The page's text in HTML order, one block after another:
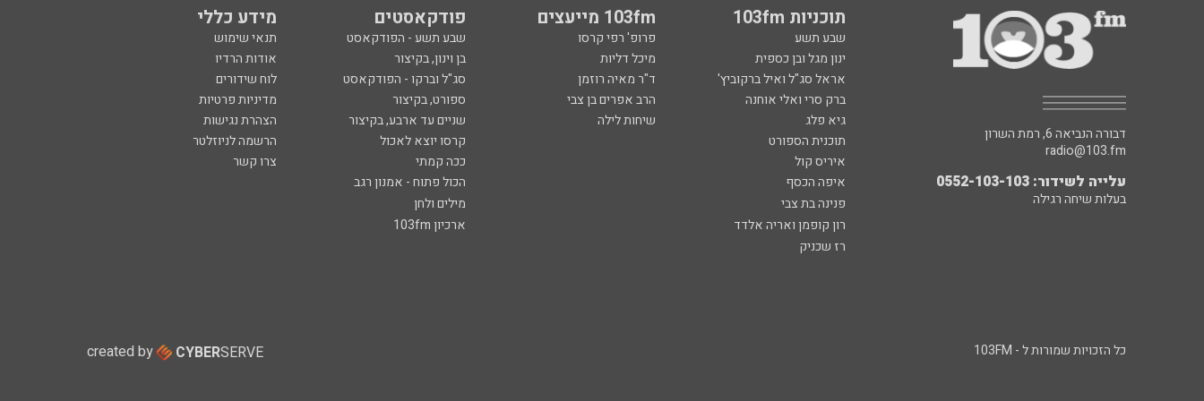
תוכניות 103fm 103fm מייעצים פודקאסטים מידע כללי
שבע תשע פרופ' רפי קרסו שבע תשע - הפודקאסט
תנאי שימוש
ינון מגל ובן כספית
מיכל דליות בן וינון, בקיצור
אודות הרדיו
אראל סג"ל ואיל ברקוביץ'
ד"ר מאיה רוזמן סג"ל וברקו - הפודקאסט
לוח שידורים
ברק סרי ואלי אוחנה
הרב אפרים בן צבי ספורט, בקיצור
מדיניות פרטיות
גיא פלג
שיחות לילה שניים עד ארבע, בקיצור
הצהרת נגישות
תוכנית הספורט
קרסו יוצא לאכול
הרשמה לניוזלטר
איריס קול
ככה קמתי
צרו קשר
איפה הכסף
הכול פתוח - אמנון רגב
פנינה בת צבי
מילים ולחן
רון קופמן ואריה אלדד
ארכיון 103fm
רז שכניק
דבורה הנביאה 6, רמת השרון
radio@103.fm
עלייה לשידור: 0552-103-103
בעלות שיחה רגילה
כל הזכויות שמורות ל - 103FM created by CYBERSERVE